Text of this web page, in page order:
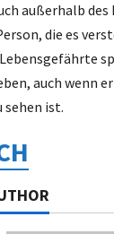
außerhalb
die es
auch wenn
ist.